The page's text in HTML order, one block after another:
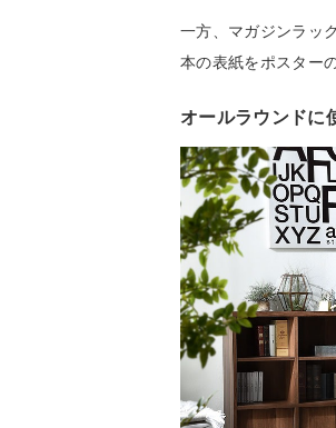
一方、マガジンラッ
本の表紙をポスター
オールラウンドに